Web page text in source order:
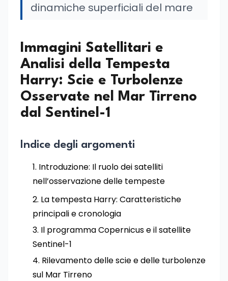
dinamiche superficiali del mare
Immagini Satellitari e
Analisi della Tempesta
Harry: Scie e Turbolenze
Osservate nel Mar Tirreno
dal Sentinel-1
Indice degli argomenti
Introduzione: Il ruolo dei satelliti
nell’osservazione delle tempeste
La tempesta Harry: Caratteristiche
principali e cronologia
Il programma Copernicus e il satellite
Sentinel-1
Rilevamento delle scie e delle turbolenze
sul Mar Tirreno